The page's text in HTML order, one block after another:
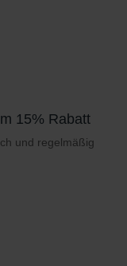
15% Rabatt
und regelmäßig